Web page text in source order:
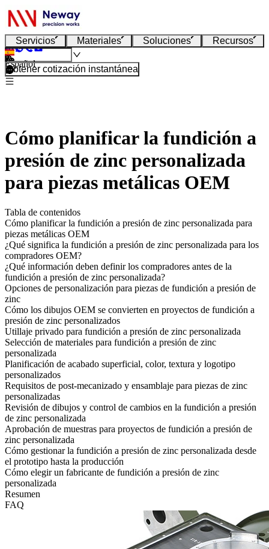
Servicios Materiales Soluciones Recursos
Español
Obtener cotización instantánea
Cómo planificar la fundición a
presión de zinc personalizada
para piezas metálicas OEM
Tabla de contenidos
Cómo planificar la fundición a presión de zinc personalizada para
piezas metálicas OEM
¿Qué significa la fundición a presión de zinc personalizada para los
compradores OEM?
¿Qué información deben definir los compradores antes de la
fundición a presión de zinc personalizada?
Opciones de personalización para piezas de fundición a presión de
zinc
Cómo los dibujos OEM se convierten en proyectos de fundición a
presión de zinc personalizados
Utillaje privado para fundición a presión de zinc personalizada
Selección de materiales para fundición a presión de zinc
personalizada
Planificación de acabado superficial, color, textura y logotipo
personalizados
Requisitos de post-mecanizado y ensamblaje para piezas de zinc
personalizadas
Revisión de dibujos y control de cambios en la fundición a presión
de zinc personalizada
Aprobación de muestras para proyectos de fundición a presión de
zinc personalizada
Cómo gestionar la fundición a presión de zinc personalizada desde
el prototipo hasta la producción
Cómo elegir un fabricante de fundición a presión de zinc
personalizada
Resumen
FAQ